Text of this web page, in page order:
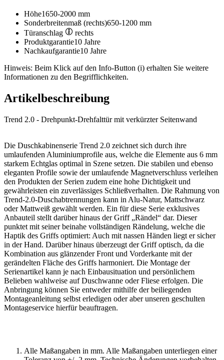
Höhe1650-2000 mm
Sonderbreitenmaß (rechts)650-1200 mm
Türanschlag
rechts
Produktgarantie10 Jahre
Nachkaufgarantie10 Jahre
Hinweis: Beim Klick auf den Info-Button (i) erhalten Sie weitere
Informationen zu den Begrifflichkeiten.
Artikelbeschreibung
Trend 2.0 - Drehpunkt-Drehfalttür mit verkürzter Seitenwand
Die Duschkabinenserie Trend 2.0 zeichnet sich durch ihre
umlaufenden Aluminiumprofile aus, welche die Elemente aus 6 mm
starkem Echtglas optimal in Szene setzen. Die stabilen und ebenso
eleganten Profile sowie der umlaufende Magnetverschluss verleihen
den Produkten der Serien zudem eine hohe Dichtigkeit und
gewährleisten ein zuverlässiges Schließverhalten. Die Rahmung von
Trend-2.0-Duschabtrennungen kann in Alu-Natur, Mattschwarz
oder Mattweiß gewählt werden. Ein für diese Serie exklusives
Anbauteil stellt darüber hinaus der Griff „Rändel“ dar. Dieser
punktet mit seiner beinahe vollständigen Rändelung, welche die
Haptik des Griffs optimiert: Auch mit nassen Händen liegt er sicher
in der Hand. Darüber hinaus überzeugt der Griff optisch, da die
Kombination aus glänzender Front und Vorderkante mit der
gerändelten Fläche des Griffs harmoniert. Die Montage der
Serienartikel kann je nach Einbausituation und persönlichem
Belieben wahlweise auf Duschwanne oder Fliese erfolgen. Die
Anbringung können Sie entweder mithilfe der beiliegenden
Montageanleitung selbst erledigen oder aber unseren geschulten
Montageservice hierfür beauftragen.
Alle Maßangaben in mm. Alle Maßangaben unterliegen einer